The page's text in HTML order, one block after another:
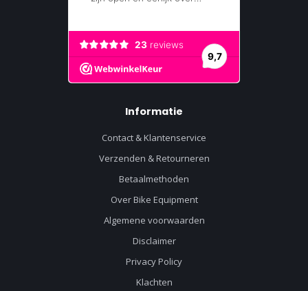
Informatie
Contact & Klantenservice
Verzenden & Retourneren
Betaalmethoden
Over Bike Equipment
Algemene voorwaarden
Disclaimer
Privacy Policy
Klachten